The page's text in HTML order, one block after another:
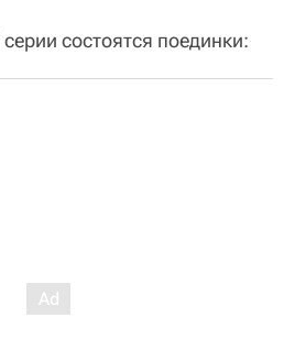
состоятся поединки: